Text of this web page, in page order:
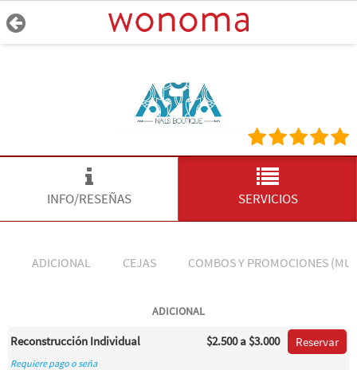
INFO/RESEÑAS SERVICIOS
ADICIONAL CEJAS COMBOS Y PROMOCIONES
ADICIONAL
Reconstrucción Individual $2.500a $3.000 Reservar
Requiere pago o seña